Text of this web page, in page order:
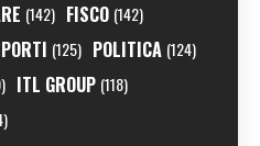
(142) FISCO (142)
(125) POLITICA (124)
ITL GROUP (118)